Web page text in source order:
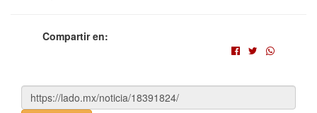
Compartir en: